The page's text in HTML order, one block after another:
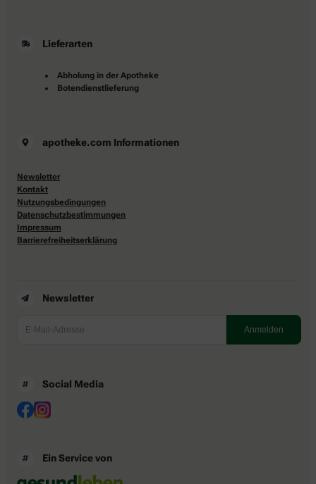
Lieferarten
Abholung in der Apotheke
Botendienstlieferung
apotheke.com Informationen
Newsletter
Kontakt
Nutzungsbedingungen
Datenschutzbestimmungen
Impressum
Barrierefreiheitserklärung
Newsletter
Social Media
Ein Service von